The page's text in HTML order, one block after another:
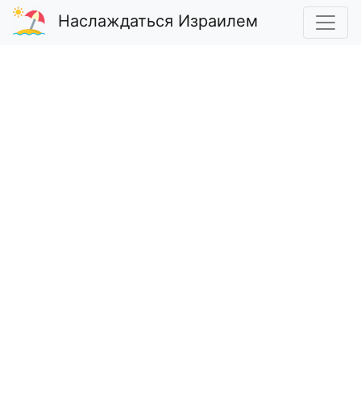
Наслаждаться Израилем